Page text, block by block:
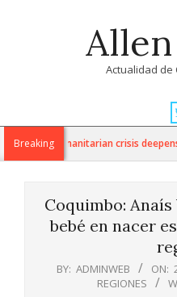
Actualidad de
Navigation
MenuBreaking
as humanitarian crisis deepens
Coquimbo:
bebé en nacer
BY: ADMINWEB ON:
REGIONES